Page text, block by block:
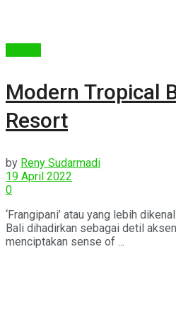
Modern Tropical
Resort
by Reny Sudarmadi
19 April 2022
0
‘Frangipani’ atau yang lebih
Bali dihadirkan sebagai detil
menciptakan sense of ...